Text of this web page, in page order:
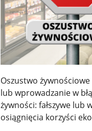
Oszustwo
lub wprowadzanie w
żywności: fałszywe lub
osiągnięcia korzyści